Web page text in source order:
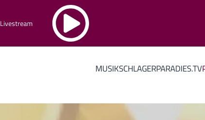
Livestream
MUSIKSCHLAGERPARADIES.TV